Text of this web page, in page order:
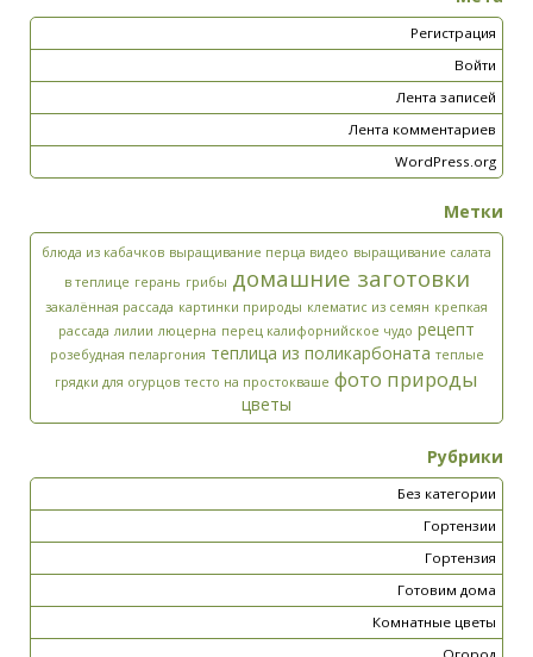
Регистрация
Войти
Лента записей
Лента комментариев
WordPress.org
Метки
блюда из кабачков выращивание перца видео выращивание салата
в теплице герань грибы домашние заготовки
закалённая рассада картинки природы клематис из семян крепкая
рассада лилии люцерна перец калифорнийское чудо рецепт
розебудная пеларгония теплица из поликарбоната теплые
грядки для огурцов тесто на простокваше фото природы
цветы
Рубрики
Без категории
Гортензии
Гортензия
Готовим дома
Комнатные цветы